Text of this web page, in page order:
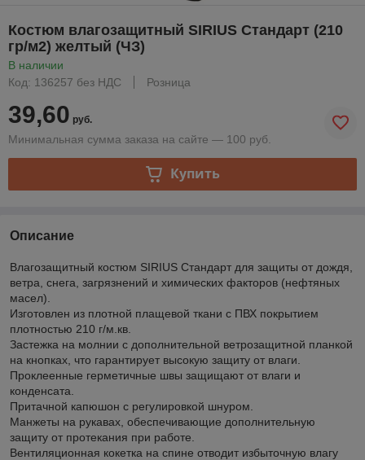
Костюм влагозащитный SIRIUS Стандарт (210
гр/м2) желтый (ЧЗ)
В наличии
Код: 136257 без НДС
Розница
39,60 руб.
Минимальная сумма заказа на сайте — 100 руб.
Купить
Описание
Влагозащитный костюм SIRIUS Стандарт для защиты от дождя,
ветра, снега, загрязнений и химических факторов (нефтяных
масел).
Изготовлен из плотной плащевой ткани с ПВХ покрытием
плотностью 210 г/м.кв.
Застежка на молнии с дополнительной ветрозащитной планкой
на кнопках, что гарантирует высокую защиту от влаги.
Проклеенные герметичные швы защищают от влаги и
конденсата.
Притачной капюшон с регулировкой шнуром.
Манжеты на рукавах, обеспечивающие дополнительную
защиту от протекания при работе.
Вентиляционная кокетка на спине отводит избыточную влагу